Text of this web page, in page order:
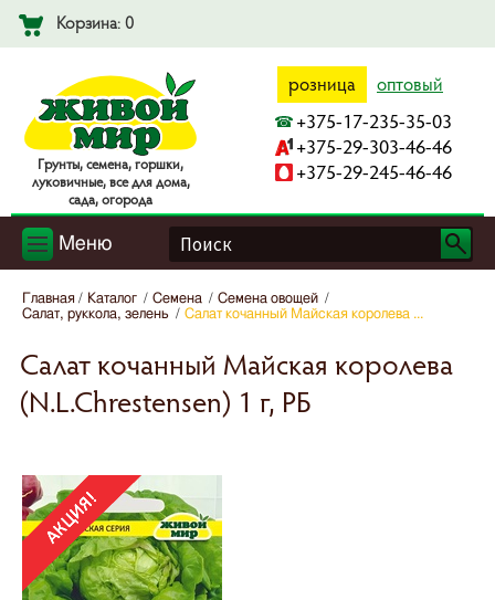
Корзина: 0
Гpyнты, ceмeнa, гopшки,
лyкoвичныe, вce для дoмa,
caдa, oгopoдa
розница оптовый
+375-17-235-35-03
+375-29-303-46-46
+375-29-245-46-46
Меню
Главная Каталог Семена
Семена овощей
Салат, руккола, зелень
Салат кочанный Майская королева ...
Салат кочанный Майская королева
(N.L.Chrestensen) 1 г, РБ